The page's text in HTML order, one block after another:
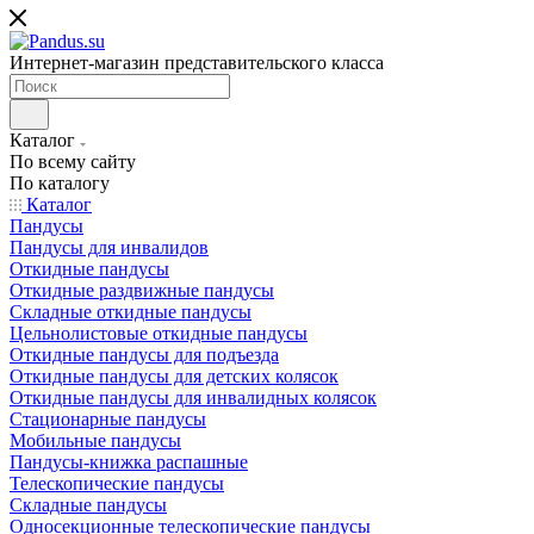
Интернет-магазин представительского класса
Каталог
По всему сайту
По каталогу
Каталог
Пандусы
Пандусы для инвалидов
Откидные пандусы
Откидные раздвижные пандусы
Складные откидные пандусы
Цельнолистовые откидные пандусы
Откидные пандусы для подъезда
Откидные пандусы для детских колясок
Откидные пандусы для инвалидных колясок
Стационарные пандусы
Мобильные пандусы
Пандусы-книжка распашные
Телескопические пандусы
Складные пандусы
Односекционные телескопические пандусы